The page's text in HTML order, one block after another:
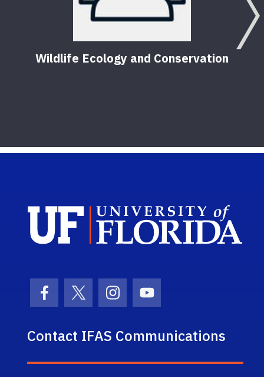
Wildlife Ecology and Conservation
Facebook Icon
Twitter IconInstagram Icon
Youtube Icon
Contact IFAS Communications